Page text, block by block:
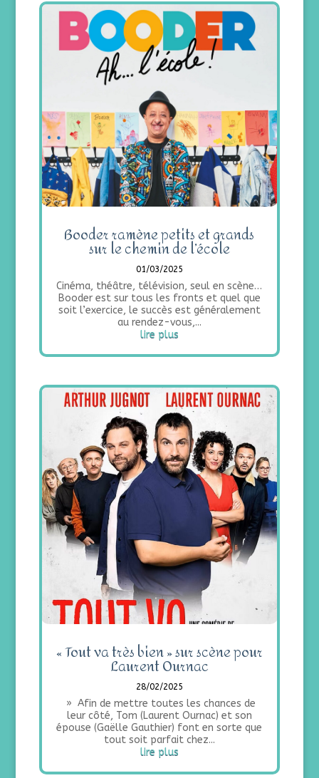
Booder ramène petits et grands
sur le chemin de l’école
01/03/2025
Cinéma, théâtre, télévision, seul en scène…
Booder est sur tous les fronts et quel que
soit l’exercice, le succès est généralement
au rendez-vous,...
lire plus
« Tout va très bien » sur scène pour
Laurent Ournac
28/02/2025
» Afin de mettre toutes les chances de
leur côté, Tom (Laurent Ournac) et son
épouse (Gaëlle Gauthier) font en sorte que
tout soit parfait chez...
lire plus